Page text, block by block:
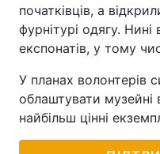
Послуги
початківців, а
фурнітурі одягу.
експонатів, у тому
У планах волонтерів
облаштувати музейні
найбільш цінні